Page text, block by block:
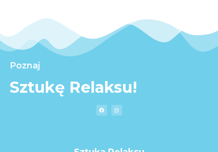
Poznaj
Sztukę Relaksu!